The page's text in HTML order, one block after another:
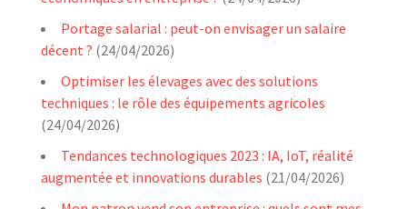
Portage salarial : peut-on envisager un salaire
décent ? (24/04/2026)
Optimiser les élevages avec des solutions
techniques : le rôle des équipements agricoles
(24/04/2026)
Tendances technologiques 2023 : IA, IoT, réalité
augmentée et innovations durables (21/04/2026)